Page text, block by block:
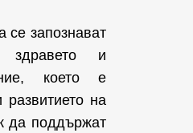
се запознават
и
което е
на
да поддържат